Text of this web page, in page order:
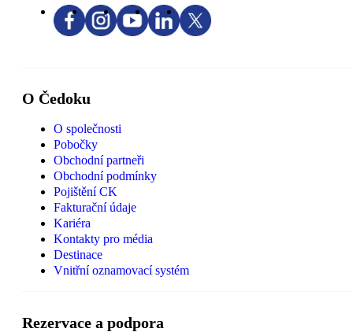
O Čedoku
O společnosti
Pobočky
Obchodní partneři
Obchodní podmínky
Pojištění CK
Fakturační údaje
Kariéra
Kontakty pro média
Destinace
Vnitřní oznamovací systém
Rezervace a podpora